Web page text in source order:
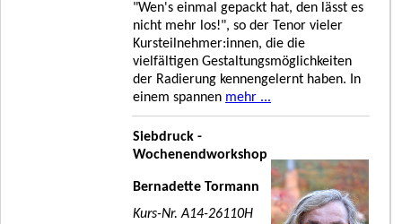
"Wen's einmal gepackt hat, den lässt es
nicht mehr los!", so der Tenor vieler
Kursteilnehmer:innen, die die
vielfältigen Gestaltungsmöglichkeiten
der Radierung kennengelernt haben. In
einem spannen mehr ...
Siebdruck -
Wochenendworkshop
Bernadette Tormann
Kurs-Nr. A14-26110H